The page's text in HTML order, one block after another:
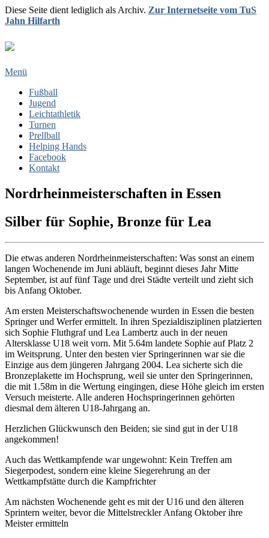
Diese Seite dient lediglich als Archiv. Zur Internetseite vom TuS
Jahn Hilfarth
Menü
Fußball
Jugend
Leichtathletik
Turnen
Prellball
Helping Hands
Facebook
Kontakt
Nordrheinmeisterschaften in Essen
Silber für Sophie, Bronze für Lea
Die etwas anderen Nordrheinmeisterschaften: Was sonst an einem
langen Wochenende im Juni abläuft, beginnt dieses Jahr Mitte
September, ist auf fünf Tage und drei Städte verteilt und zieht sich
bis Anfang Oktober.
Am ersten Meisterschaftswochenende wurden in Essen die besten
Springer und Werfer ermittelt. In ihren Spezialdisziplinen platzierten
sich Sophie Fluthgraf und Lea Lambertz auch in der neuen
Altersklasse U18 weit vorn. Mit 5.64m landete Sophie auf Platz 2
im Weitsprung. Unter den besten vier Springerinnen war sie die
Einzige aus dem jüngeren Jahrgang 2004. Lea sicherte sich die
Bronzeplakette im Hochsprung, weil sie unter den Springerinnen,
die mit 1.58m in die Wertung eingingen, diese Höhe gleich im ersten
Versuch meisterte. Alle anderen Hochspringerinnen gehörten
diesmal dem älteren U18-Jahrgang an.
Herzlichen Glückwunsch den Beiden; sie sind gut in der U18
angekommen!
Auch das Wettkampfende war ungewohnt: Kein Treffen am
Siegerpodest, sondern eine kleine Siegerehrung an der
Wettkampfstätte durch die Kampfrichter
Am nächsten Wochenende geht es mit der U16 und den älteren
Sprintern weiter, bevor die Mittelstreckler Anfang Oktober ihre
Meister ermitteln